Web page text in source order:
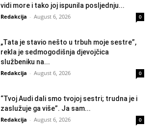
vidi more i tako joj ispunila posljednju...
Redakcija - August 6, 2026 0
„Tata je stavio nešto u trbuh moje sestre”,
rekla je sedmogodišnja djevojčica
službeniku na...
Redakcija - August 6, 2026 0
“Tvoj Audi dali smo tvojoj sestri; trudna je i
zaslužuje ga više”. Ja sam...
Redakcija - August 6, 2026 0